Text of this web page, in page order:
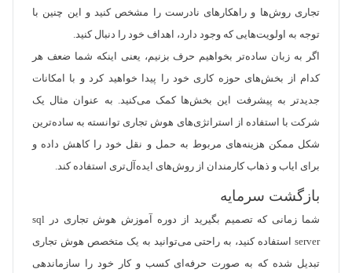
تجاری روش‌ها و راهکارهای نادرست را مشخص کنید و این چنین با
توجه به اولویت‌هایی که وجود دارد، اهداف خود را دنبال کنید.
اگر به زبان ساده‌تر بخواهیم حرف بزنیم، یعنی اینکه شما ضعف هر
کدام از بخش‌های حوزه کاری خود را پیدا خواهید کرد و با امکانات
جدیدتر به پیشرفت این بخش‌ها کمک می‌کنید. به عنوان مثال یک
شرکت با استفاده از استراتژی‌های هوش تجاری توانسته به ساده‌ترین
شکل ممکن هزینه‌های مربوط به حمل و نقل خود را کاهش داده و
برای ایاب و ذهاب کارمندان از روش‌های ایده‌آل‌تری استفاده کند.
بازگشت سرمایه
شما زمانی که تصمیم بگیرید از دوره آموزش هوش تجاری در sql
server استفاده کنید، به راحتی می‌توانید به یک متخصص هوش تجاری
تبدیل شده که به صورت حرفه‌ای کسب و کار خود را سازماندهی